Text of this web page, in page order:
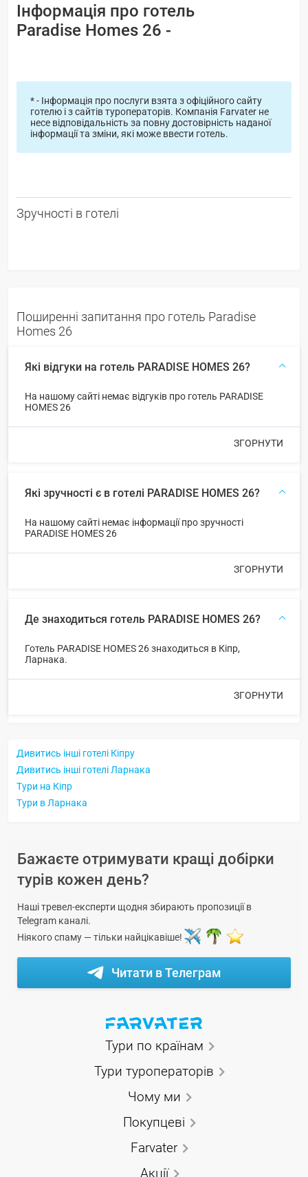
Інформація про готель
Paradise Homes 26 -
* - Інформація про послуги взята з офіційного сайту
готелю і з сайтів туроператорів. Компанія Farvater не
несе відповідальність за повну достовірність наданої
інформації та зміни, які може ввести готель.
Зручності в готелі
Поширенні запитання про готель Paradise
Homes 26
Які відгуки на готель PARADISE HOMES 26?
На нашому сайті немає відгуків про готель PARADISE
HOMES 26
ЗГОРНУТИ
Які зручності є в готелі PARADISE HOMES 26?
На нашому сайті немає інформації про зручності
PARADISE HOMES 26
ЗГОРНУТИ
Де знаходиться готель PARADISE HOMES 26?
Готель PARADISE HOMES 26 знаходиться в Кіпр,
Ларнака.
ЗГОРНУТИ
Дивитись інші готелі Кіпру
Дивитись інші готелі Ларнака
Тури на Кіпр
Тури в Ларнака
Бажаєте отримувати кращі добірки
турів кожен день?
Наші тревел-експерти щодня збирають пропозиції в
Telegram каналі.
Ніякого спаму — тільки найцікавіше!
Читати в Телеграм
Тури по країнам
Тури туроператорів
Чому ми
Покупцеві
Farvater
Акції